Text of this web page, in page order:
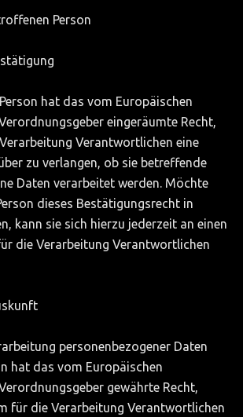
Person
hat das vom Europäischen
eingeräumte Recht,
Verantwortlichen eine
zu verlangen, ob sie betreffende
Daten verarbeitet werden. Möchte
dieses Bestätigungsrecht in
kann sie sich hierzu jederzeit an einen
die Verarbeitung Verantwortlichen
personenbezogener Daten
hat das vom Europäischen
gewährte Recht,
für die Verarbeitung Verantwortlichen